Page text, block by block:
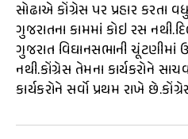
સોઢાએ કોંગ્રેસ પર પ્રહાર કરતા
ગુજરાતના કામમાં કોઇ રસ
ગુજરાત વિઘાનસભાની ચૂંટણીમાં
નથી.કોંગ્રેસ તેમના કાર્યકરોને
કાર્યકરોને સર્વો પ્રથમ રાખે